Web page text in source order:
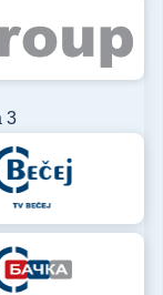
3